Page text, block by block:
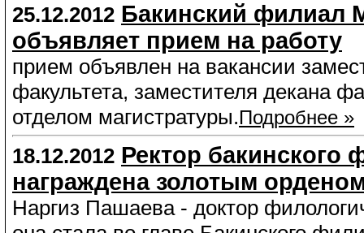
25.12.2012 Бакинский филиал
объявляет прием на работу
прием объявлен на вакансии
факультета, заместителя декана
отделом магистратуры.Подробнее »
18.12.2012 Ректор бакинского
награждена золотым
Наргиз Пашаева - доктор